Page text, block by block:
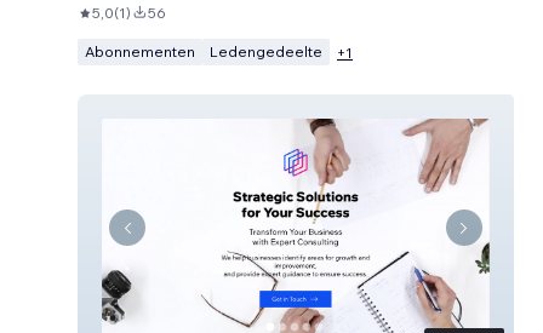
5,0(1) 56
Abonnementen Ledengedeelte +1